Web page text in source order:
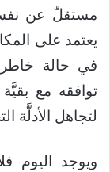
مستقلّ عن
يعتمد على
في حالة خاطر
توافقه مع بقيَّة
لتجاهل الأدلَّة
ويوجد اليوم